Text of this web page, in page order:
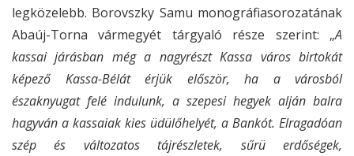
legközelebb. Borovszky Samu monográfiasorozatának
Abaúj-Torna vármegyét tárgyaló része szerint: „A
kassai járásban még a nagyrészt Kassa város birtokát
képező Kassa-Bélát érjük először, ha a városból
északnyugat felé indulunk, a szepesi hegyek alján balra
hagyván a kassaiak kies üdülőhelyét, a Bankót. Elragadóan
szép és változatos tájrészletek, sűrü erdőségek,